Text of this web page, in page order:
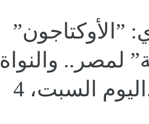
”الأوكتاجون”
لمصر.. والنواة
الصلبة لحماية الأمن...اليوم السبت، 4